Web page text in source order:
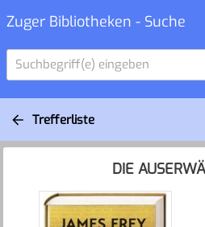
Zuger Bibliotheken - Suche
Suchbegriff(e) eingeben
Trefferliste
DIE